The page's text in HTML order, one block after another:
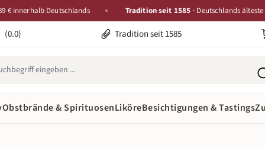
Deutschlands Tradition seit 1585 · Deutschlands älteste
(0.0) Tradition seit 1585
Obstbrände & SpirituosenLiköreBesichtigungen & Tastings